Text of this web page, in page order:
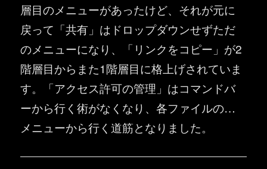
層目のメニューがあったけど、それが元に
戻って「共有」はドロップダウンせずただ
のメニューになり、「リンクをコピー」が2
階層目からまた1階層目に格上げされていま
す。「アクセス許可の管理」はコマンドバ
ーから行く術がなくなり、各ファイルの…
メニューから行く道筋となりました。